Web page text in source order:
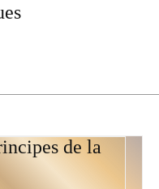
de la